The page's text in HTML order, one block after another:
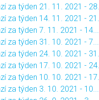
za týden 21. 11. 2021 -
za týden 14. 11. 2021 -
za týden 7. 11. 2021 - 14....
za týden 31. 10. 2021 - 7....
za týden 24. 10. 2021 -
za týden 17. 10. 2021 -
za týden 10. 10. 2021 -
za týden 3. 10. 2021 - 10....